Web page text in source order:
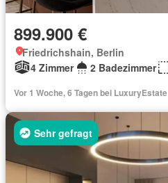
899.900 €
Friedrichshain, Berlin
4 Zimmer
2 Badezimmer
Vor 1 Woche, 6 Tagen bei LuxuryEstate
Sehr gefragt